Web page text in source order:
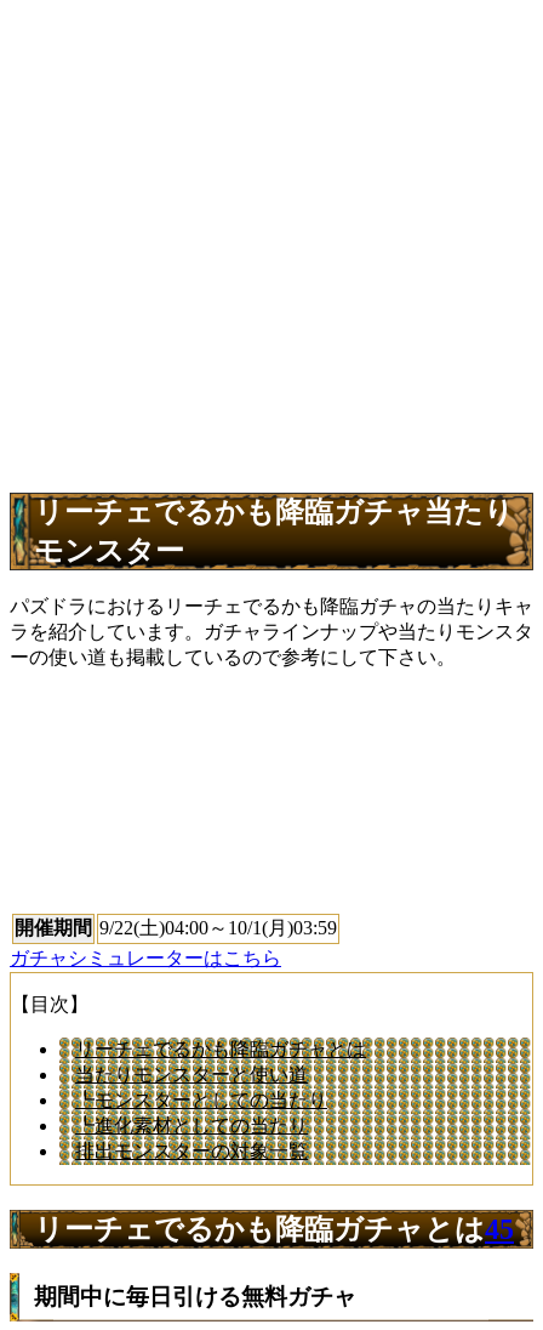
リーチェでるかも降臨ガチャ当たり
モンスター
パズドラにおけるリーチェでるかも降臨ガチャの当たりキャ
ラを紹介しています。ガチャラインナップや当たりモンスタ
ーの使い道も掲載しているので参考にして下さい。
開催期間 9/22(土)04:00～10/1(月)03:59
ガチャシミュレーターはこちら
【目次】
リーチェでるかも降臨ガチャとは
当たりモンスターと使い道
┗モンスターとしての当たり
┗進化素材としての当たり
排出モンスターの対象一覧
リーチェでるかも降臨ガチャとは45
期間中に毎日引ける無料ガチャ